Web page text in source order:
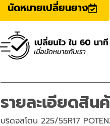
นัดหมายเปลี่ยนยาง
รายละเอียดสิน
บริดจสโตน 225/55R17